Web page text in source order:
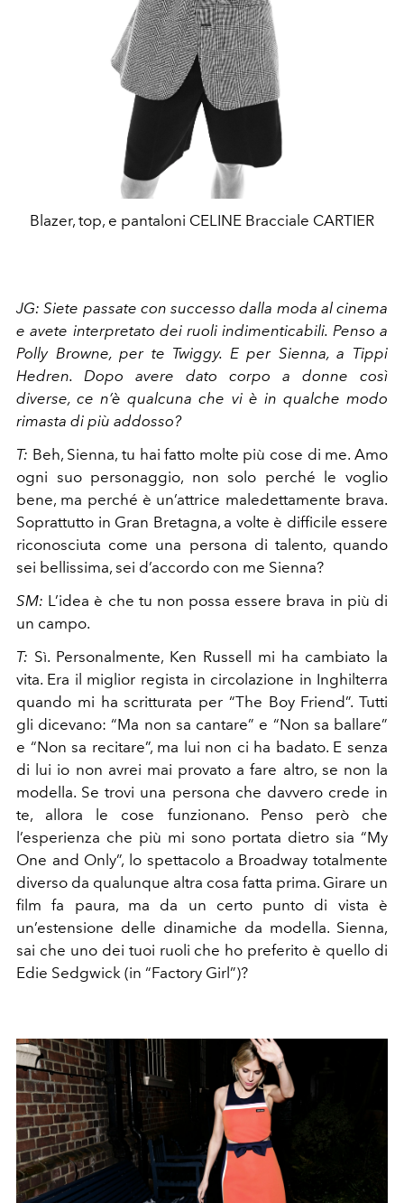
Blazer, top, e pantaloni CELINE Bracciale CARTIER
JG: Siete passate con successo dalla moda al cinema
e avete interpretato dei ruoli indimenticabili. Penso a
Polly Browne, per te Twiggy. E per Sienna, a Tippi
Hedren. Dopo avere
dato corpo a donne così
diverse, ce n’è qualcuna che vi è in qualche modo
rimasta di più addosso?
T: Beh, Sienna, tu hai fatto molte più cose di me. Amo
ogni suo personaggio, non solo perché le voglio
bene, ma perché è un’attrice maledettamente brava.
Soprattutto in Gran Bretagna, a volte è difficile essere
riconosciuta come una persona di talento, quando
sei bellissima, sei d’accordo con me Sienna?
SM: L’idea è che tu non possa essere brava in più di
un campo.
T: Sì. Personalmente, Ken Russell mi ha cambiato la
vita. Era il miglior regista in circolazione in Inghilterra
quando mi ha scritturata per “The Boy Friend”. Tutti
gli dicevano: “Ma non sa cantare” e “Non sa ballare”
e “Non sa recitare”, ma lui non ci ha badato. E senza
di lui io non avrei mai provato a fare altro, se non la
modella. Se trovi una persona che davvero crede in
te, allora le cose funzionano. Penso però che
l’esperienza che più mi sono portata dietro sia “My
One and Only”, lo spettacolo a Broadway totalmente
diverso da qualunque altra cosa fatta prima. Girare un
film fa paura, ma da un certo punto di vista è
un’estensione delle dinamiche da modella. Sienna,
sai che uno dei tuoi ruoli che ho preferito è quello di
Edie Sedgwick (in “Factory Girl”)?